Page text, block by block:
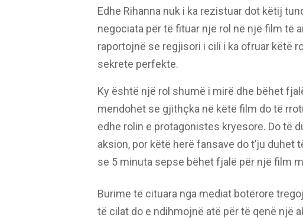
Edhe Rihanna nuk i ka rezistuar dot këtij
negociata për të fituar një rol në një film të
raportojnë se regjisori i cili i ka ofruar këtë
sekrete perfekte.
Ky është një rol shumë i mirë dhe bëhet
mendohet se gjithçka në këtë film do të
edhe rolin e protagonistes kryesore. Do të
aksion, por këtë herë fansave do t’ju
se 5 minuta sepse bëhet fjalë për një film
Burime të cituara nga mediat botërore
të cilat do e ndihmojnë atë për të qenë një